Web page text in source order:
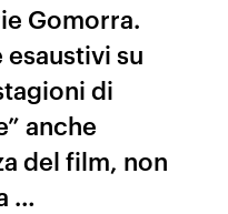
Gomorra.
su
di
anche
del film, non
…